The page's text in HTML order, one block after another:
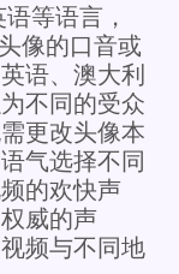
等语言，
像的口音或
语、澳大利
不同的受众
更改头像本
气选择不同
的欢快声
威的声
频与不同地